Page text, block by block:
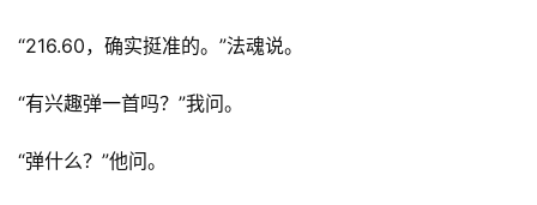
“216.60，确实挺准的。”法魂说。
“有兴趣弹一首吗？”我问。
“弹什么？”他问。